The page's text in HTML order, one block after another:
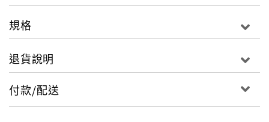
利用英美標準學術文章寫作架構，建立寫作者與閱讀者
者所要表達的要旨。
文喬老師從字、句、段落，再到篇章架構，幫助你一舉
加強寫作的連貫性和可讀性。
◎透過本書的寫作訓練，閱讀測驗得分同時上揚
規格
退貨說明
付款/配送